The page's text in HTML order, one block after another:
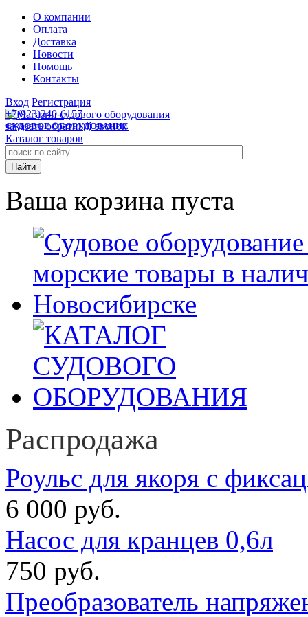
О компании
Оплата
Доставка
Новости
Помощь
Контакты
Вход Регистрация
СУДОВОЕ ОБОРУДОВАНИЕ
+7(923)240-6157
заказать обратный звонок
Каталог товаров
Ваша корзина пуста
Распродажа
Роульс для якоря с
6 000 руб.
Насос для кранцев 0,6л
750 руб.
Преобразователь